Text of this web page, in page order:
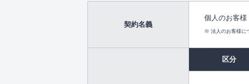
契約名義
個人のお客様
※ 法人のお客様に
区分